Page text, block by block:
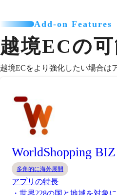
Add-on Features
越境ECの
越境ECをより強化したい場合は
WorldShopping BIZ
多角的に海外展開
アプリの特長
・世界228の国と地域を対象